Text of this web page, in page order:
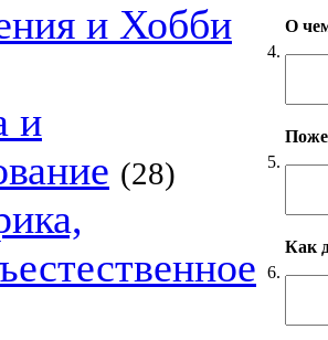
и Хобби
и
(28)
4.
О
5.
6.
Как